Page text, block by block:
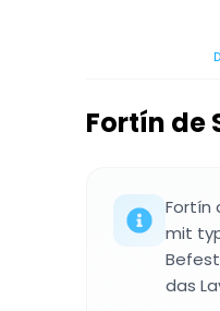
Fortín de
Fortín
mit
das